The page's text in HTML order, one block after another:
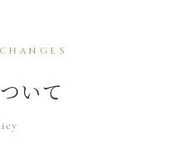
いて